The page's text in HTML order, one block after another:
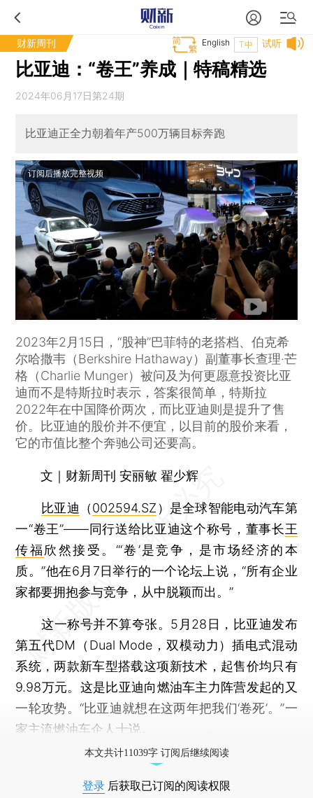
财新周刊 试听
T中
English
比亚迪：“卷王”养成｜特稿精选
2024年06月17日第24期
比亚迪正全力朝着年产500万辆目标奔跑
订阅后播放完整视频
2023年2月15日，“股神”巴菲特的老搭档、伯克希
尔哈撒韦（Berkshire Hathaway）副董事长查理·芒
格（Charlie Munger）被问及为何更愿意投资比亚
迪而不是特斯拉时表示，答案很简单，特斯拉
2022年在中国降价两次，而比亚迪则是提升了售
价。比亚迪的股价并不便宜，以目前的股价来看，
它的市值比整个奔驰公司还要高。
文｜财新周刊 安丽敏 翟少辉
比亚迪 （002594.SZ ）是全球智能电动汽车第
一“卷王”——同行送给比亚迪这个称号，董事长王
传福欣然接受。“‘卷’是竞争，是市场经济的本
质。”他在6月7日举行的一个论坛上说，“所有企业
家都要拥抱参与竞争，从中脱颖而出。”
这一称号并不算夸张。5月28日，比亚迪发布
第五代DM（Dual Mode，双模动力）插电式混动
系统，两款新车型搭载这项新技术，起售价均只有
9.98万元。这是比亚迪向燃油车主力阵营发起的又
一轮攻势。“比亚迪就想在这两年把我们‘卷死’。”一
家主流燃油车企人士说。
本文共计11039字 订阅后继续阅读
登录 后获取已订阅的阅读权限